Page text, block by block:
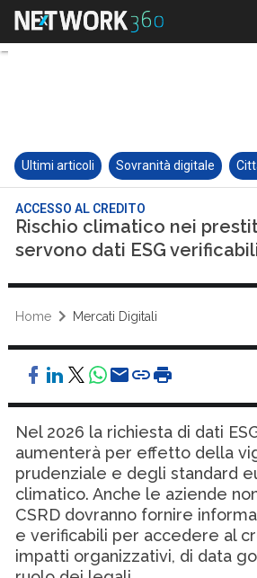
Ultimi articoli Sovranità digitale
ACCESSO AL CREDITO
Rischio climatico nei
servono dati ESG
Home Mercati Digitali
Nel 2026 la richiesta di dati
aumenterà per effetto della
prudenziale e degli standard
climatico. Anche le aziende
CSRD dovranno fornire
e verificabili per accedere al
impatti organizzativi, di data